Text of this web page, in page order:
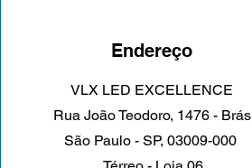
Endereço
VLX LED EXCELLENCE
Rua João Teodoro, 1476 - Brás
São Paulo - SP, 03009-000